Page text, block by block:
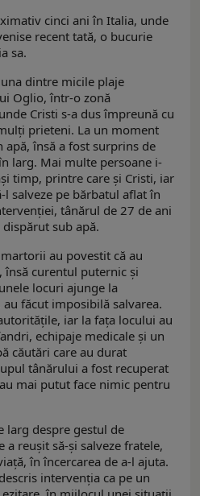
cinci ani în Italia, unde
recent tată, o bucurie
sa.
dintre micile plaje
Oglio, într-o zonă
Cristi s-a dus împreună cu
prieteni. La un moment
apă, însă a fost surprins de
larg. Mai multe persoane i-
timp, printre care și Cristi, iar
salveze pe bărbatul aflat în
tânărul de 27 de ani
sub apă.
au povestit că au
însă curentul puternic și
locuri ajunge la
făcut imposibilă salvarea.
iar la fața locului au
echipaje medicale și un
căutări care au durat
tânărului a fost recuperat
mai putut face nimic pentru
larg despre gestul de
a reușit să-și salveze fratele,
în încercarea de a-l ajuta.
intervenția ca pe un